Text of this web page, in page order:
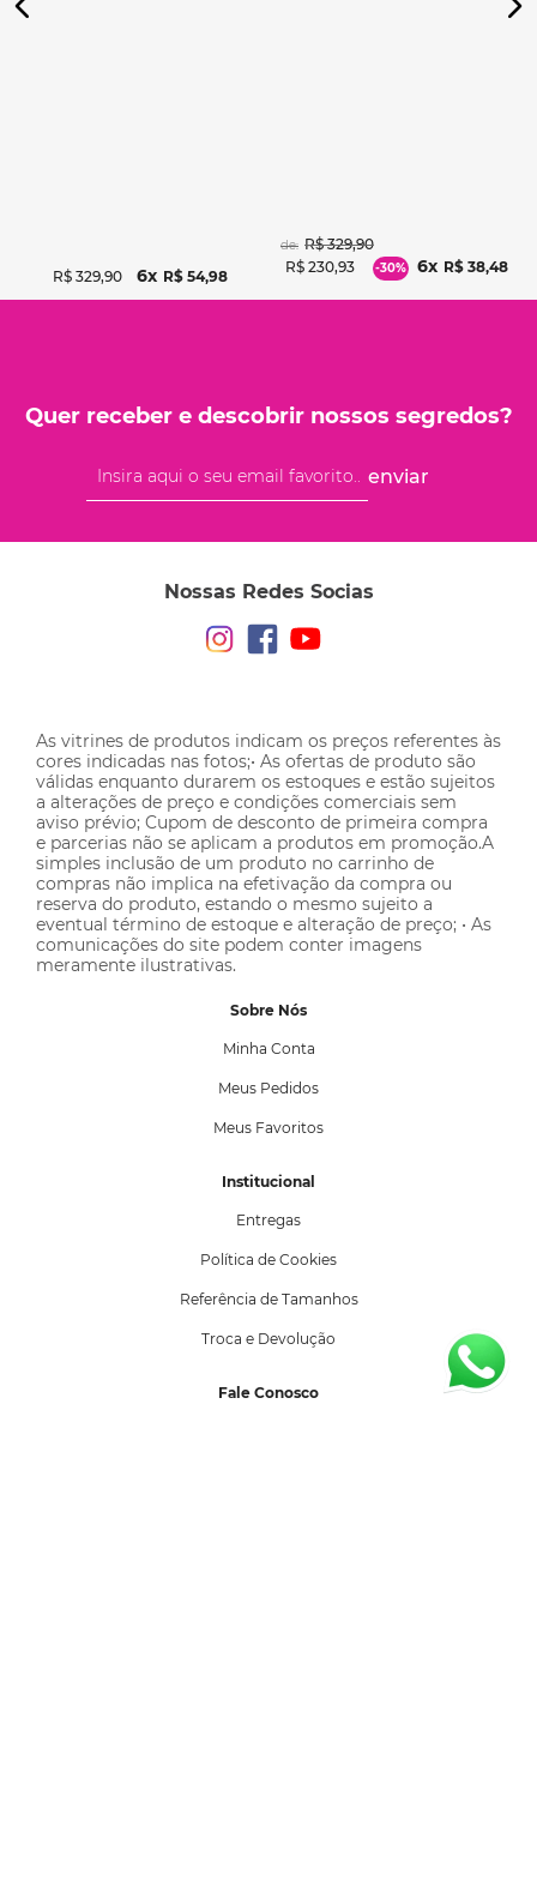
R$ 329,90 6 R$ 54,98
de: R$ 329,90
R$ 230,93 -30% 6 R$ 38,48
Quer receber e descobrir nossos segredos?
enviar
Nossas Redes Socias
As vitrines de produtos indicam os preços referentes às
cores indicadas nas fotos;• As ofertas de produto são
válidas enquanto durarem os estoques e estão sujeitos
a alterações de preço e condições comerciais sem
aviso prévio; Cupom de desconto de primeira compra
e parcerias não se aplicam a produtos em promoção.A
simples inclusão de um produto no carrinho de
compras não implica na efetivação da compra ou
reserva do produto, estando o mesmo sujeito a
eventual término de estoque e alteração de preço; • As
comunicações do site podem conter imagens
meramente ilustrativas.
Sobre Nós
Minha Conta
Meus Pedidos
Meus Favoritos
Institucional
Entregas
Política de Cookies
Referência de Tamanhos
Troca e Devolução
Fale Conosco